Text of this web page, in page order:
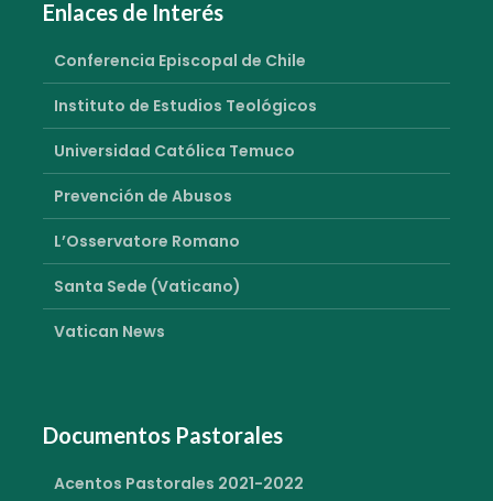
Enlaces de Interés
Conferencia Episcopal de Chile
Instituto de Estudios Teológicos
Universidad Católica Temuco
Prevención de Abusos
L’Osservatore Romano
Santa Sede (Vaticano)
Vatican News
Documentos Pastorales
Acentos Pastorales 2021-2022